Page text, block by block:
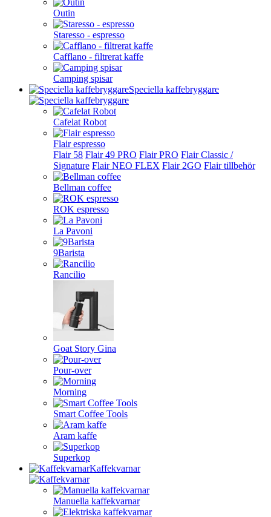
Outin
Staresso - espresso
Cafflano - filtrerat kaffe
Camping spisar
Speciella kaffebryggare
Cafelat Robot
Flair espresso
Flair 58 Flair 49 PRO Flair PRO Flair Classic /
Signature Flair NEO FLEX Flair 2GO Flair tillbehör
Bellman coffee
ROK espresso
La Pavoni
9Barista
Rancilio
Goat Story Gina
Pour-over
Morning
Smart Coffee Tools
Aram kaffe
Superkop
Kaffekvarnar
Manuella kaffekvarnar